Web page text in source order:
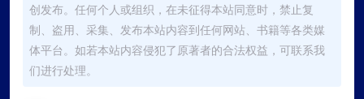
创发布。任何个人或组织，在未征得本站同意时，禁止复
制、盗用、采集、发布本站内容到任何网站、书籍等各类媒
体平台。如若本站内容侵犯了原著者的合法权益，可联系我
们进行处理。